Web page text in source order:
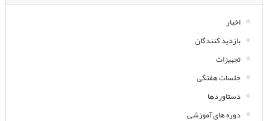
اخبار
بازدید کنندگان
تجهیزات
جلسات هفتگی
دستاوردها
دوره های آموزشی